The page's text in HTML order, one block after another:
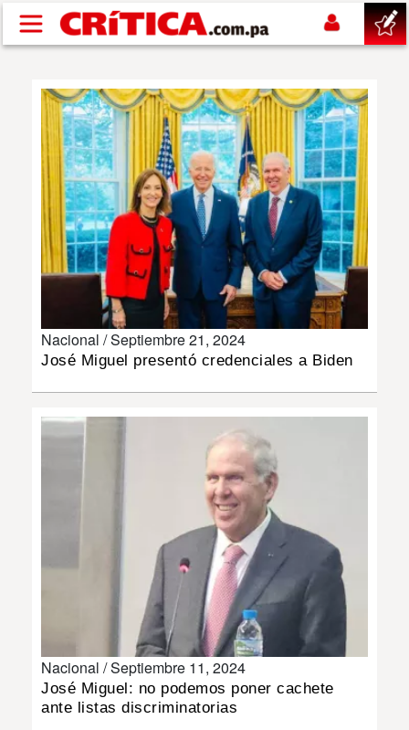
Pasar al contenido principal
SUCESOS
NACIONAL
POLÍTICA
DEPORTES
MUNDO
Nacional /Septiembre 21, 2024
José Miguel presentó credenciales a Biden
Nacional /Septiembre 11, 2024
José Miguel: no podemos poner cachete
ante listas discriminatorias